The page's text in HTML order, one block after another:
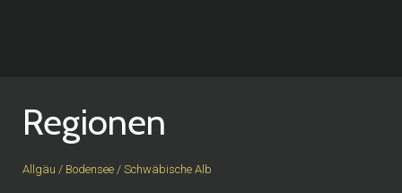
Regionen
Allgäu / Bodensee / Schwäbische Alb